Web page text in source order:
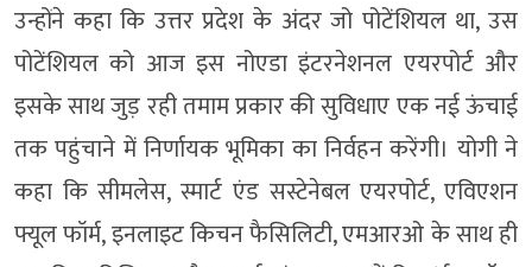
उन्होंने कहा कि उत्तर प्रदेश के अंदर जो पोटेंशियल था, उस
पोटेंशियल को आज इस नोएडा इंटरनेशनल एयरपोर्ट और
इसके साथ जुड़ रही तमाम प्रकार की सुविधाए एक नई ऊंचाई
तक पहुंचाने में निर्णायक भूमिका का निर्वहन करेंगी। योगी ने
कहा कि सीमलेस, स्मार्ट एंड सस्टेनेबल एयरपोर्ट, एविएशन
फ्यूल फॉर्म, इनलाइट किचन फैसिलिटी, एमआरओ के साथ ही